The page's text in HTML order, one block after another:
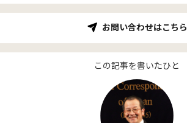
お問い合わせはこちら
この記事を書いたひと